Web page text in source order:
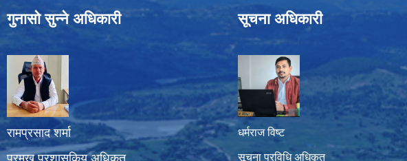
गुनासो सुन्ने अधिकारी
रामप्रसाद शर्मा
सूचना अधिकारी
धर्मराज विष्ट
सूचना प्रविधि अधिकृत